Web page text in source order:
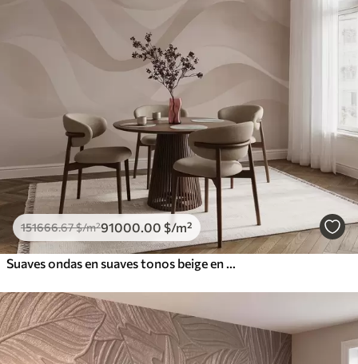
151666.67$/m²91000 .00 $/m²